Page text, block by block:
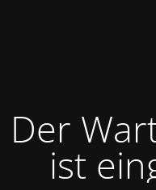
Der
ist